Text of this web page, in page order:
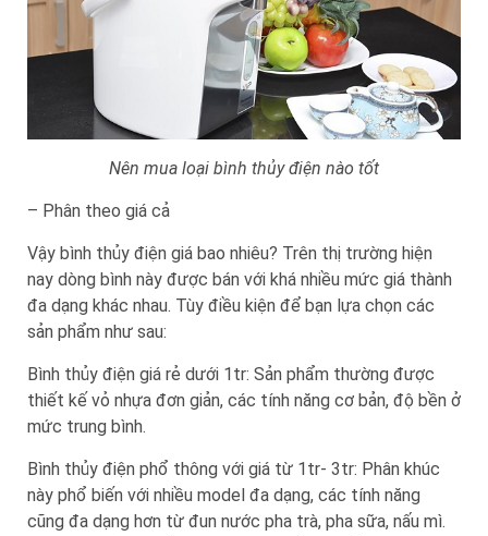
Nên mua loại bình thủy điện nào tốt
– Phân theo giá cả
Vậy bình thủy điện giá bao nhiêu? Trên thị trường hiện
nay dòng bình này được bán với khá nhiều mức giá thành
đa dạng khác nhau. Tùy điều kiện để bạn lựa chọn các
sản phẩm như sau:
Bình thủy điện giá rẻ dưới 1tr: Sản phẩm thường được
thiết kế vỏ nhựa đơn giản, các tính năng cơ bản, độ bền ở
mức trung bình.
Bình thủy điện phổ thông với giá từ 1tr- 3tr: Phân khúc
này phổ biến với nhiều model đa dạng, các tính năng
cũng đa dạng hơn từ đun nước pha trà, pha sữa, nấu mì.